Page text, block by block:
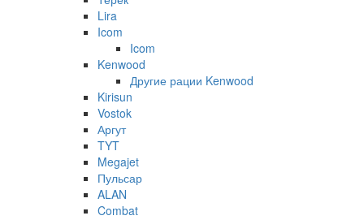
Lira
Icom
Icom
Kenwood
Другие рации Kenwood
Kirisun
Vostok
Аргут
TYT
Megajet
Пульсар
ALAN
Combat